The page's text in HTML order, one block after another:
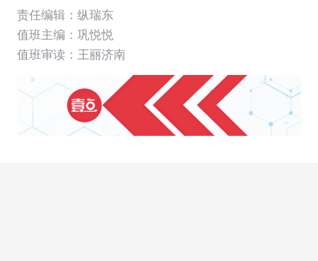
责任编辑：纵瑞东
值班主编： 巩悦悦
值班审读：王丽济南